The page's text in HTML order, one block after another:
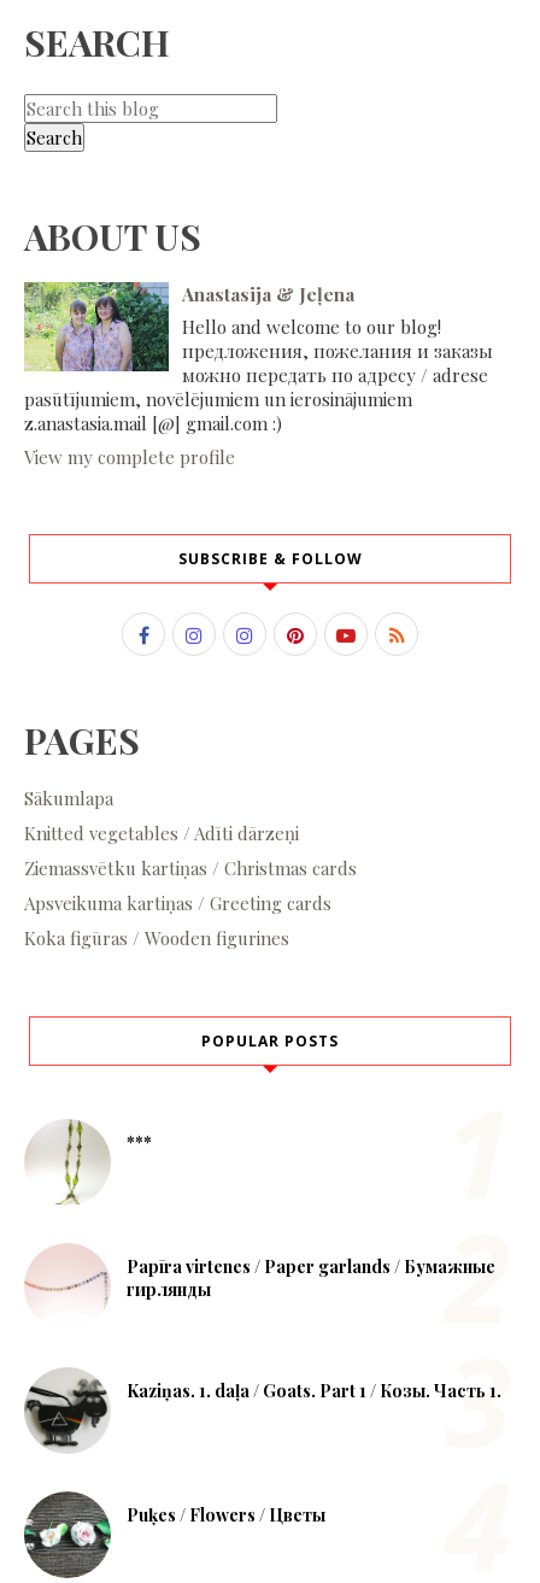
SEARCH
ABOUT US
Anastasija & Jeļena
Hello and welcome to our blog!
предложения, пожелания и заказы
можно передать по адресу / adrese
pasūtījumiem, novēlējumiem un ierosinājumiem
z.anastasia.mail [@] gmail.com :)
View my complete profile
SUBSCRIBE & FOLLOW
PAGES
Sākumlapa
Knitted vegetables / Adīti dārzeņi
Ziemassvētku kartiņas / Christmas cards
Apsveikuma kartiņas / Greeting cards
Koka figūras / Wooden figurines
POPULAR POSTS
***
Papīra virtenes / Paper garlands / Бумажные
гирлянды
Kaziņas. 1. daļa / Goats. Part 1 / Козы. Часть 1.
Puķes / Flowers / Цветы